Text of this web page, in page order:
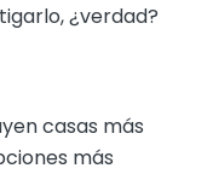
¿verdad?
casas más
más